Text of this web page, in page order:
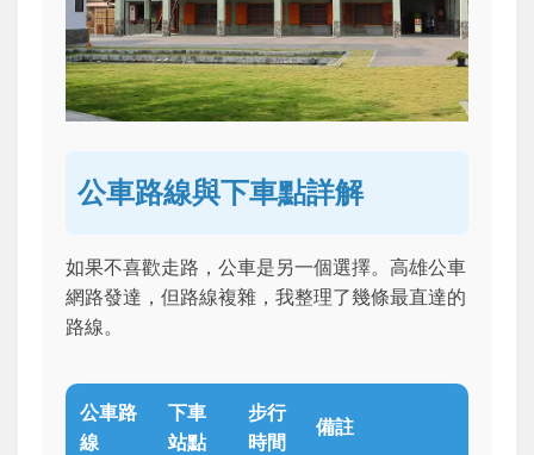
公車路線與下車點詳解
如果不喜歡走路，公車是另一個選擇。高雄公車
網路發達，但路線複雜，我整理了幾條最直達的
路線。
公車路
線
下車
站點
步行
時間
備註